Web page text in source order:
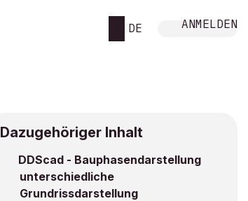
DE ANMELDEN
Dazugehöriger Inhalt
DDScad - Bauphasendarstellung
unterschiedliche
Grundrissdarstellung